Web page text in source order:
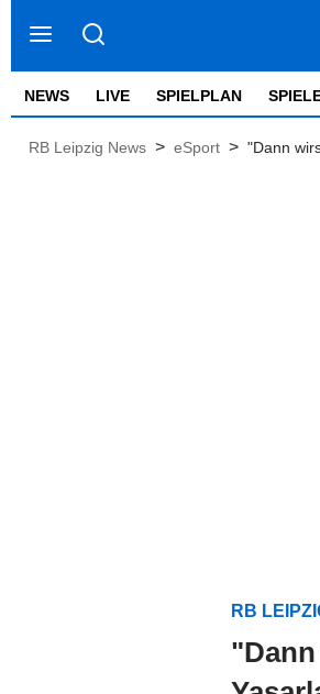
NEWS LIVE SPIELPLAN
RB Leipzig News > eSport > "Dann
RB